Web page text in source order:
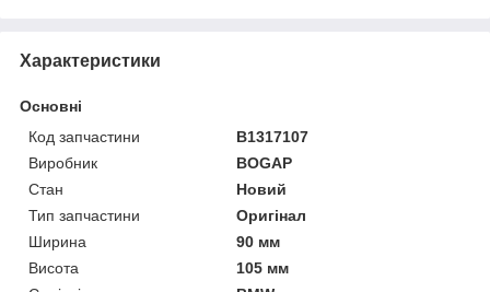
Характеристики
Основні
Код запчастини
B1317107
Виробник
BOGAP
Стан
Новий
Тип запчастини
Оригінал
Ширина
90 мм
Висота
105 мм